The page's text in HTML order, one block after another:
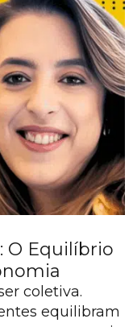
O Equilíbrio
coletiva.
equilibram